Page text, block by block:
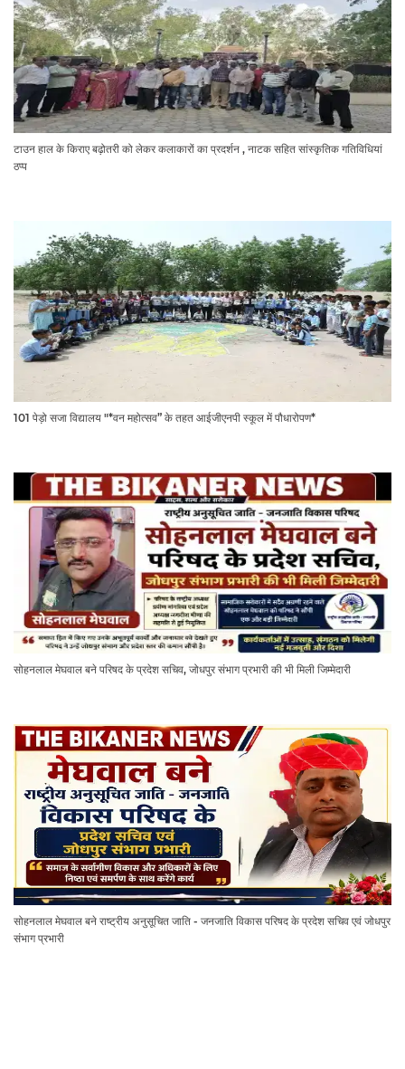
टाउन हाल के किराए बढ़ोतरी को लेकर कलाकारों का प्रदर्शन , नाटक सहित सांस्कृतिक गतिविधियां
ठप्प
101 पेड़ो सजा विद्यालय "*वन महोत्सव” के तहत आईजीएनपी स्कूल में पौधारोपण*
सोहनलाल मेघवाल बने परिषद के प्रदेश सचिव, जोधपुर संभाग प्रभारी की भी मिली जिम्मेदारी
सोहनलाल मेघवाल बने राष्ट्रीय अनुसूचित जाति - जनजाति विकास परिषद के प्रदेश सचिव एवं जोधपुर
संभाग प्रभारी